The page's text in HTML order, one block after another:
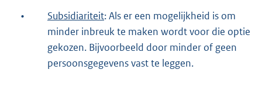
• Subsidiariteit: Als er een mogelijkheid is om
minder inbreuk te maken wordt voor die optie
gekozen. Bijvoorbeeld door minder of geen
persoonsgegevens vast te leggen.